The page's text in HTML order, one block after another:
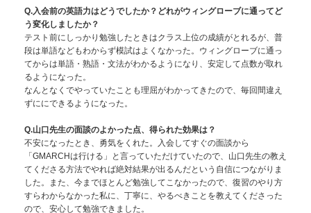
Q.入会前の英語力はどうでしたか？どれがウィングローブに通ってど
う変化しましたか？
テスト前にしっかり勉強したときはクラス上位の成績がとれるが、普
段は単語などもわからず模試はよくなかった。ウィングローブに通っ
てからは単語・熟語・文法がわかるようになり、安定して点数が取れ
るようになった。
なんとなくでやっていたことも理屈がわかってきたので、毎回間違え
ずににできるようになった。
Q.山口先生の面談のよかった点、得られた効果は？
不安になったとき、勇気をくれた。入会してすぐの面談から
「GMARCHは行ける」と言っていただけていたので、山口先生の教え
てくださる方法でやれば絶対結果が出るんだという自信につながりま
した。また、今までほとんど勉強してこなかったので、復習のやり方
すらわからなかった私に、丁寧に、やるべきことを教えてくださった
ので、安心して勉強できました。